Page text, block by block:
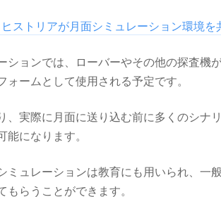
ストリアが月面シミュレーション環境を
ションでは、ローバーやその他の探査機
ォームとして使用される予定です。
、実際に月面に送り込む前に多くのシナ
能になります。
ミュレーションは教育にも用いられ、一
もらうことができます。